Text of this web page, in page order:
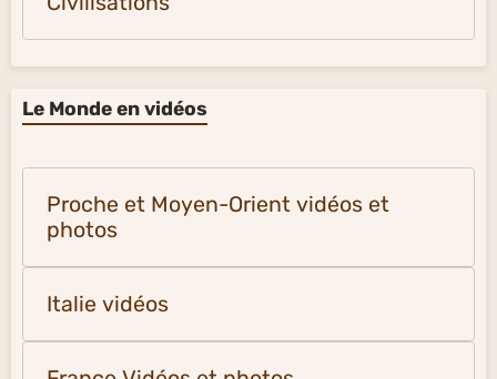
Le Monde en vidéos
Proche et Moyen-Orient vidéos et
photos
Italie vidéos